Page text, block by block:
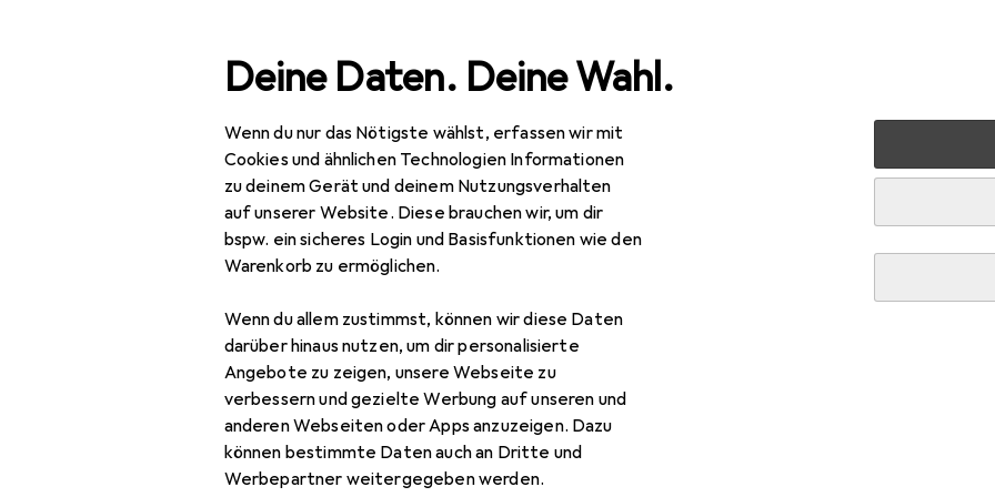
Deine Daten. Deine Wahl.
Wenn du nur das Nötigste wählst, erfassen wir mit
Cookies und ähnlichen Technologien Informationen
zu deinem Gerät und deinem Nutzungsverhalten
auf unserer Website. Diese brauchen wir, um dir
bspw. ein sicheres Login und Basisfunktionen wie den
Warenkorb zu ermöglichen.
Wenn du allem zustimmst, können wir diese Daten
darüber hinaus nutzen, um dir personalisierte
Angebote zu zeigen, unsere Webseite zu
verbessern und gezielte Werbung auf unseren und
anderen Webseiten oder Apps anzuzeigen. Dazu
können bestimmte Daten auch an Dritte und
Werbepartner weitergegeben werden.
Navigation nach Kategorien Gesamtsortiment Sport Outdoor